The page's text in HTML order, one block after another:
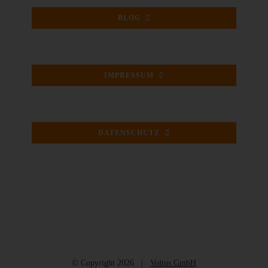
BLOG
IMPRESSUM
DATENSCHUTZ
© Copyright 2026 | Voltus GmbH